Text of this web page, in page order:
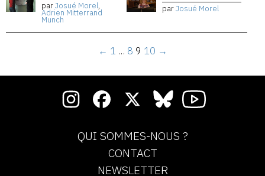
parJosué Morel,
Adrien Mitterrand
Munch
parJosué Morel
← 1 … 8 9 10 →
QUI SOMMES-NOUS ?
CONTACT
NEWSLETTER